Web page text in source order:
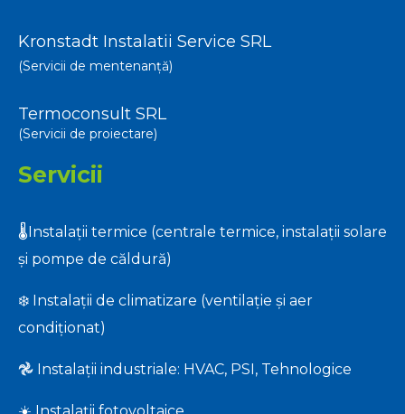
Kronstadt Instalatii Service SRL
(Servicii de mentenanță)
Termoconsult SRL
(Servicii de proiectare)
Servicii
🌡️Instalații termice (centrale termice, instalații solare
și pompe de căldură)
❄️ Instalații de climatizare (ventilație și aer
condiționat)
𖣘 Instalații industriale: HVAC, PSI, Tehnologice
☀️ Instalații fotovoltaice